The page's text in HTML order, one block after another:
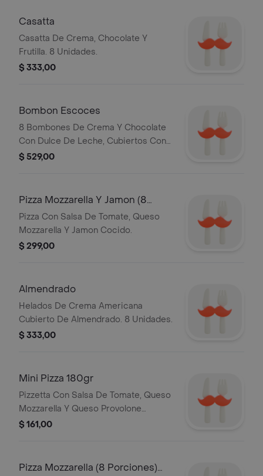
Casatta
Casatta De Crema, Chocolate Y
Frutilla. 8 Unidades.
$ 333,00
Bombon Escoces
8 Bombones De Crema Y Chocolate
Con Dulce De Leche, Cubiertos Con
Chocolate Y Mani.
$ 529,00
Pizza Mozzarella Y Jamon (8
Porc.)535gr
Pizza Con Salsa De Tomate, Queso
Mozzarella Y Jamon Cocido.
$ 299,00
Almendrado
Helados De Crema Americana
Cubierto De Almendrado. 8 Unidades.
$ 333,00
Mini Pizza 180gr
Pizzetta Con Salsa De Tomate, Queso
Mozzarella Y Queso Provolone
Precocida Super Congelada.
$ 161,00
Pizza Mozzarella (8 Porciones)